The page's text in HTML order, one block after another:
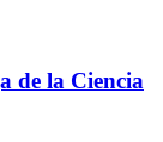
de la Ciencia